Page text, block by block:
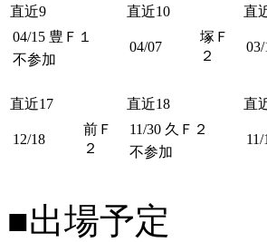
直近9 直近10 直
04/15 豊Ｆ１
不参加
04/07
塚Ｆ
２
03/
直近17 直近18 直
12/18
前Ｆ
２
11/30 久Ｆ２
不参加
11/
■出場予定